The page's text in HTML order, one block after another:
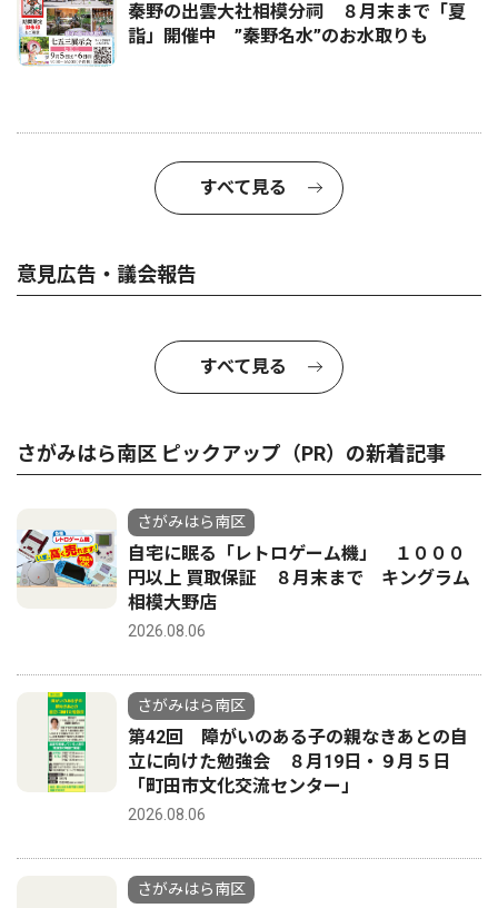
秦野の出雲大社相模分祠 ８月末まで「夏
詣」開催中 ”秦野名水”のお水取りも
すべて見る
意見広告・議会報告
すべて見る
さがみはら南区 ピックアップ（PR）の新着記事
さがみはら南区
自宅に眠る「レトロゲーム機」 １０００
円以上 買取保証 ８月末まで キングラム
相模大野店
2026.08.06
さがみはら南区
第42回 障がいのある子の親なきあとの自
立に向けた勉強会 ８月19日・９月５日
「町田市文化交流センター」
2026.08.06
さがみはら南区